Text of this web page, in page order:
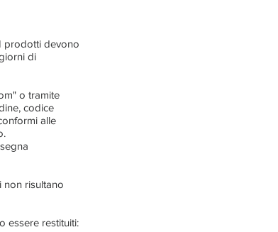
prodotti devono
di
" o tramite
codice
alle
non risultano
essere restituiti: